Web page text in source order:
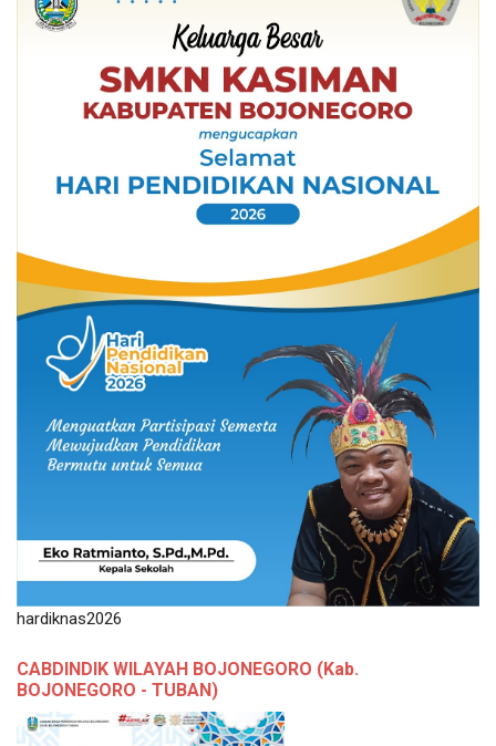
hardiknas2026
CABDINDIK WILAYAH BOJONEGORO (Kab.
BOJONEGORO - TUBAN)